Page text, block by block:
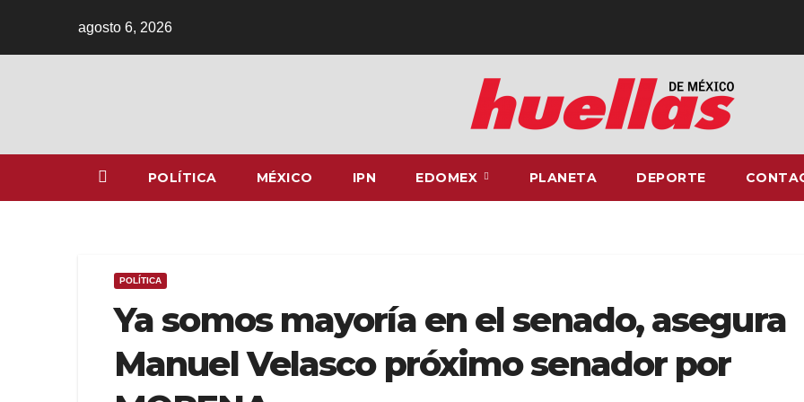
agosto 6, 2026
POLÍTICA MÉXICO IPN EDOMEX PLANETA DEPORTE
POLÍTICA
Ya somos mayoría en el senado, asegura
Manuel Velasco próximo senador por